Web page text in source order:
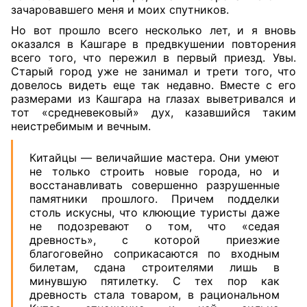
зачаровавшего меня и моих спутников.
Но вот прошло всего несколько лет, и я вновь
оказался в Кашгаре в предвкушении повторения
всего того, что пережил в первый приезд. Увы.
Старый город уже не занимал и трети того, что
довелось видеть еще так недавно. Вместе с его
размерами из Кашгара на глазах выветривался и
тот «средневековый» дух, казавшийся таким
неистребимым и вечным.
Китайцы — величайшие мастера. Они умеют
не только строить новые города, но и
восстанавливать совершенно разрушенные
памятники прошлого. Причем подделки
столь искусны, что клюющие туристы даже
не подозревают о том, что «седая
древность», с которой приезжие
благоговейно соприкасаются по входным
билетам, сдана строителями лишь в
минувшую пятилетку. С тех пор как
древность стала товаром, в рациональном